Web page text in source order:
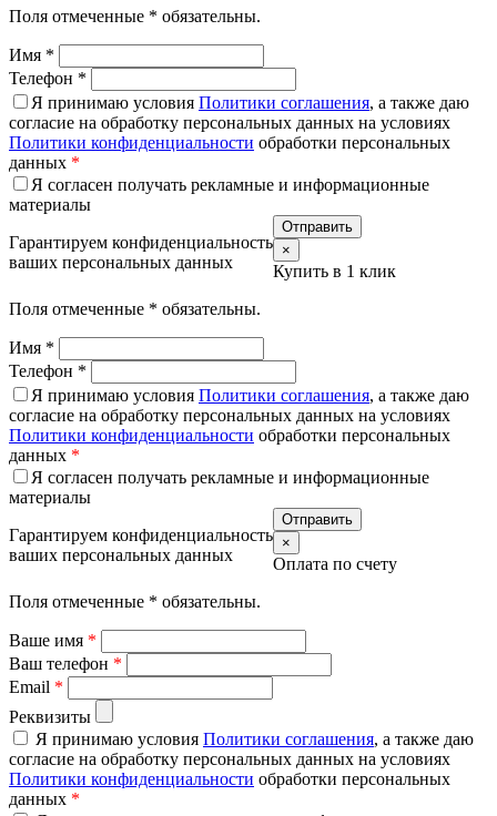
Поля отмеченные * обязательны.
Имя *
Телефон *
Я принимаю условия Политики соглашения, а также даю
согласие на обработку персональных данных на условиях
Политики конфиденциальности обработки персональных
данных *
Я согласен получать рекламные и информационные
материалы
Гарантируем конфиденциальность
ваших персональных данных
×
Купить в 1 клик
Поля отмеченные * обязательны.
Имя *
Телефон *
Я принимаю условия Политики соглашения, а также даю
согласие на обработку персональных данных на условиях
Политики конфиденциальности обработки персональных
данных *
Я согласен получать рекламные и информационные
материалы
Гарантируем конфиденциальность
ваших персональных данных
×
Оплата по счету
Поля отмеченные * обязательны.
Ваше имя *
Ваш телефон *
Email *
Реквизиты
Я принимаю условия Политики соглашения, а также даю
согласие на обработку персональных данных на условиях
Политики конфиденциальности обработки персональных
данных *